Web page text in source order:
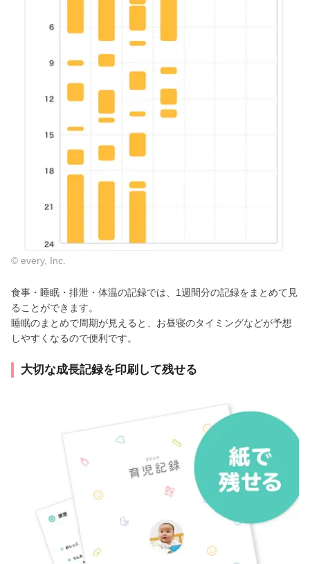
© every, Inc.
食事・睡眠・排泄・体温の記録では、1週間分の記録をまとめて見
ることができます。
睡眠のまとめで周期が見えると、お昼寝のタイミングなどが予想
しやすくなるので便利です。
大切な成長記録を印刷して残せる